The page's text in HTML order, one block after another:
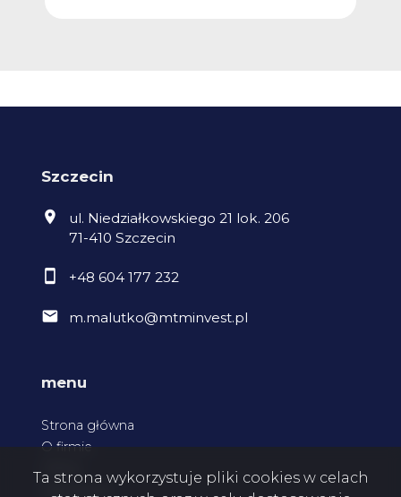
Szczecin
ul. Niedziałkowskiego 21 lok. 206
71-410 Szczecin
+48 604 177 232
m.malutko@mtminvest.pl
menu
Strona główna
O firmie
Ta strona wykorzystuje pliki cookies w celach